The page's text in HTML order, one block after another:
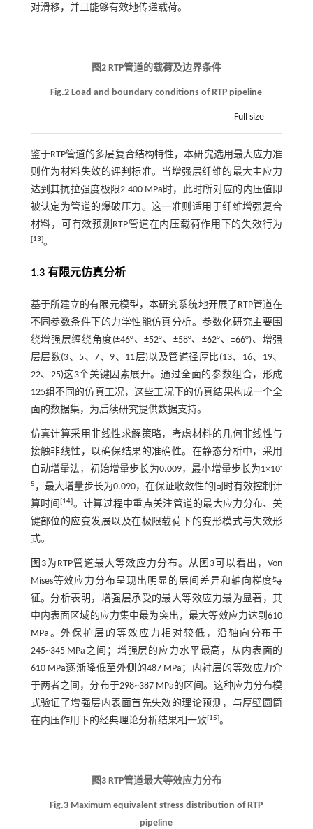
对滑移，并且能够有效地传递载荷。
图2 RTP管道的载荷及边界条件
Fig.2 Load and boundary conditions of RTP pipeline
Full size
鉴于RTP管道的多层复合结构特性，本研究选用最大应力准
则作为材料失效的评判标准。当增强层纤维的最大主应力
达到其抗拉强度极限2 400 MPa时，此时所对应的内压值即
被认定为管道的爆破压力。这一准则适用于纤维增强复合
材料，可有效预测RTP管道在内压载荷作用下的失效行为
[13]。
1.3 有限元仿真分析
基于所建立的有限元模型，本研究系统地开展了RTP管道在
不同参数条件下的力学性能仿真分析。参数化研究主要围
绕增强层缠绕角度(±46°、±52°、±58°、±62°、±66°)、增强
层层数(3、5、7、9、11层)以及管道径厚比(13、16、19、
22、25)这3个关键因素展开。通过全面的参数组合，形成
125组不同的仿真工况，这些工况下的仿真结果构成一个全
面的数据集，为后续研究提供数据支持。
仿真计算采用非线性求解策略，考虑材料的几何非线性与
接触非线性，以确保结果的准确性。在静态分析中，采用
自动增量法，初始增量步长为0.009，最小增量步长为1×10-
5 ，最大增量步长为0.090，在保证收敛性的同时有效控制计
算时间[14]。计算过程中重点关注管道的最大应力分布、关
键部位的应变发展以及在极限载荷下的变形模式与失效形
式。
图3为RTP管道最大等效应力分布。从 图3 可以看出，Von
Mises等效应力分布呈现出明显的层间差异和轴向梯度特
征。分析表明，增强层承受的最大等效应力最为显著，其
中内表面区域的应力集中最为突出，最大等效应力达到610
MPa。外保护层的等效应力相对较低，沿轴向分布于
245~345 MPa之间；增强层的应力水平最高，从内表面的
610 MPa逐渐降低至外侧的487 MPa；内衬层的等效应力介
于两者之间，分布于298~387 MPa的区间。这种应力分布模
式验证了增强层内表面首先失效的理论预测，与厚壁圆筒
在内压作用下的经典理论分析结果相一致[15]。
图3 RTP管道最大等效应力分布
Fig.3 Maximum equivalent stress distribution of RTP
pipeline